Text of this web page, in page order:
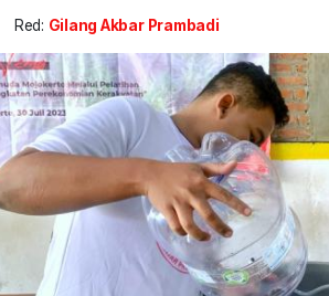
Red: Gilang Akbar Prambadi